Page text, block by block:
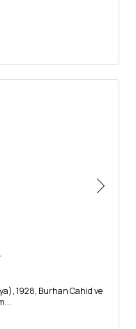
1928, Burhan Cahid ve